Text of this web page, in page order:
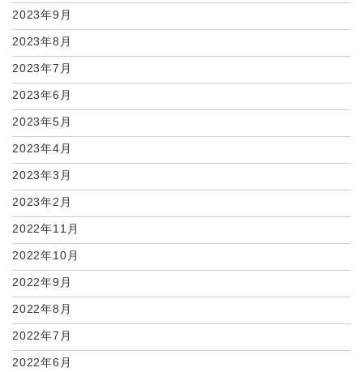
2023年9月
2023年8月
2023年7月
2023年6月
2023年5月
2023年4月
2023年3月
2023年2月
2022年11月
2022年10月
2022年9月
2022年8月
2022年7月
2022年6月